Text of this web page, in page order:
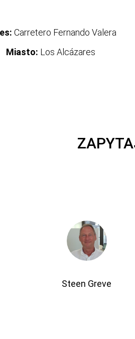
Carretero Fernando Valera
Miasto: Los Alcázares
Steen Greve